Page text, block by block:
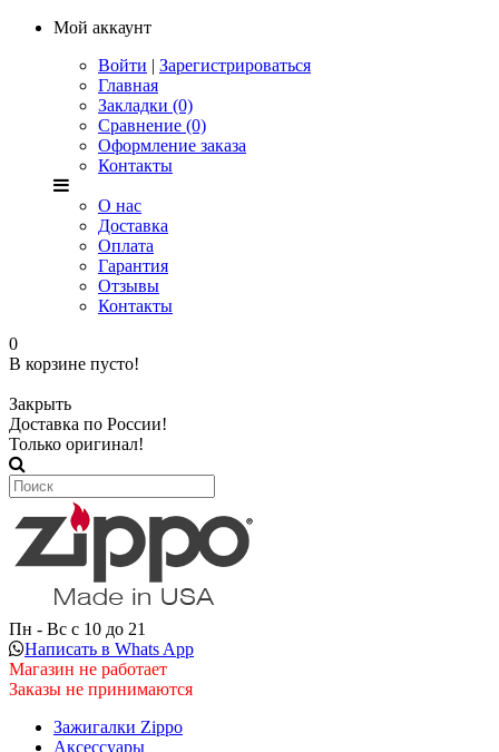
Мой аккаунт
Войти | Зарегистрироваться
Главная
Закладки (0)
Сравнение (0)
Оформление заказа
Контакты
О нас
Доставка
Оплата
Гарантия
Отзывы
Контакты
0
В корзине пусто!
Закрыть
Доставка по России!
Только оригинал!
Пн - Вс с 10 до 21
Написать в Whats App
Магазин не работает
Заказы не принимаются
Зажигалки Zippo
Аксессуары